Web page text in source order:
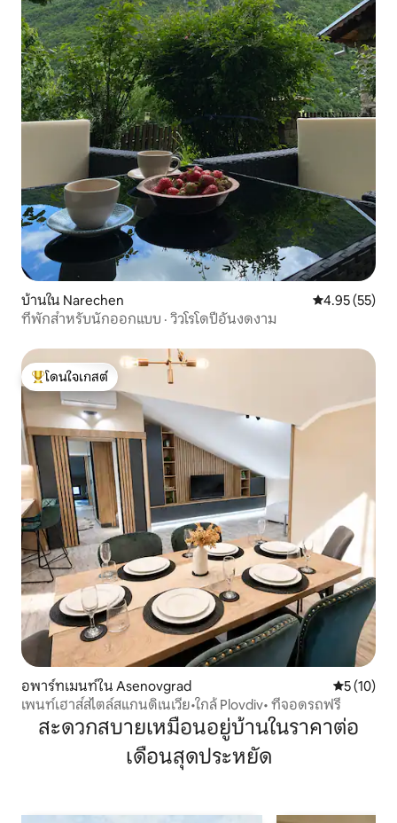
บ้านใน Narechen คะแนนเฉลี่ย
4.95 (55)
ที่พักสำหรับนักออกแบบ · วิวโรโดปีอันงดงาม
โดนใจเกสต์ที่สุด
โดนใจเกสต์
อพาร์ทเมนท์ใน Asenovgrad คะแนนเฉลี่
5 (10)
เพนท์เฮาส์สไตล์สแกนดิเนเวีย•ใกล้ Plovdiv• ที่จอดรถฟรี
สะดวกสบายเหมือนอยู่บ้านในราคาต่อ
เดือนสุดประหยัด